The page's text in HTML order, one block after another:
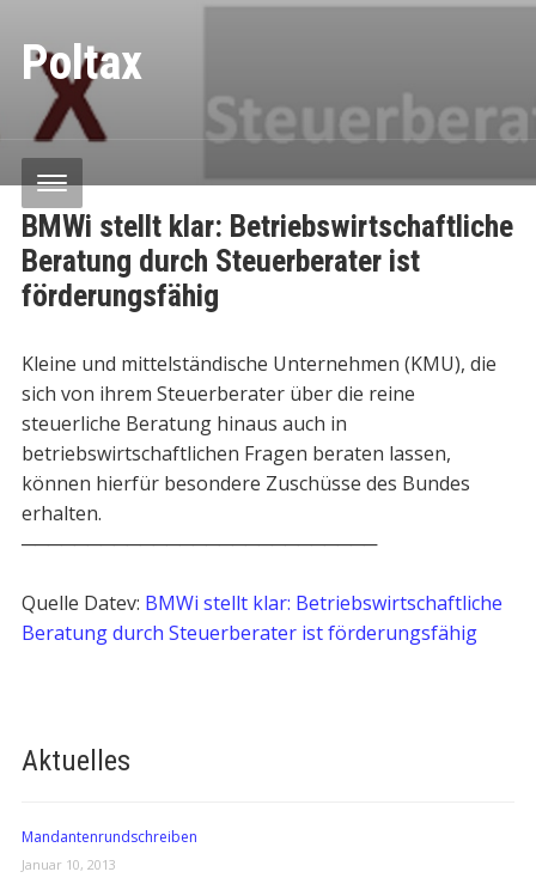
Poltax
Aktuelles
Mandantenrundschreiben
Januar 10, 2013
BMWi stellt klar: Betriebswirtschaftliche
Beratung durch Steuerberater ist
förderungsfähig
Kleine und mittelständische Unternehmen (KMU), die
sich von ihrem Steuerberater über die reine
steuerliche Beratung hinaus auch in
betriebswirtschaftlichen Fragen beraten lassen,
können hierfür besondere Zuschüsse des Bundes
erhalten.
───────────────────────────
Quelle Datev: BMWi stellt klar: Betriebswirtschaftliche
Beratung durch Steuerberater ist förderungsfähig